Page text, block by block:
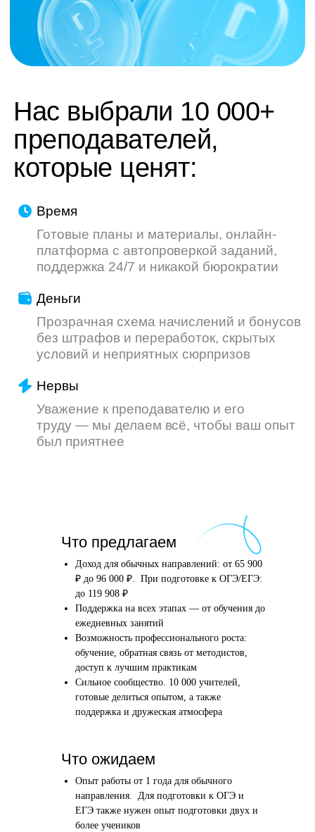
труду — мы делаем всё, чтобы ваш опыт
был приятнее
Что предлагаем
Что ожидаем
Доход для обычных направлений: от 65 900
₽ до 96 000 ₽. При подготовке к ОГЭ/ЕГЭ:
до 119 908 ₽
Поддержка на всех этапах — от обучения до
ежедневных занятий
Возможность профессионального роста:
обучение, обратная связь от методистов,
доступ к лучшим практикам
Сильное сообщество. 10 000 учителей,
готовые делиться опытом, а также
поддержка и дружеская атмосфера
Опыт работы от 1 года для обычного
направления. Для подготовки к ОГЭ и
ЕГЭ также нужен опыт подготовки двух и
более учеников
после того, как вы
оставите заявку
Английский язык Школьные предметы
Аудиоинтервью
Отвечаете по-английски на 4 вопроса